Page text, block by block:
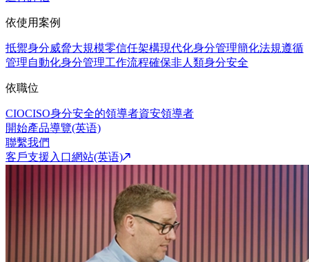
依使用案例
抵禦身分威脅大規模零信任架構現代化身分管理簡化法規遵循
管理自動化身分管理工作流程確保非人類身分安全
依職位
CIOCISO身分安全的領導者資安領導者
開始產品導覽(英语)
聯繫我們
客戶支援入口網站(英语)